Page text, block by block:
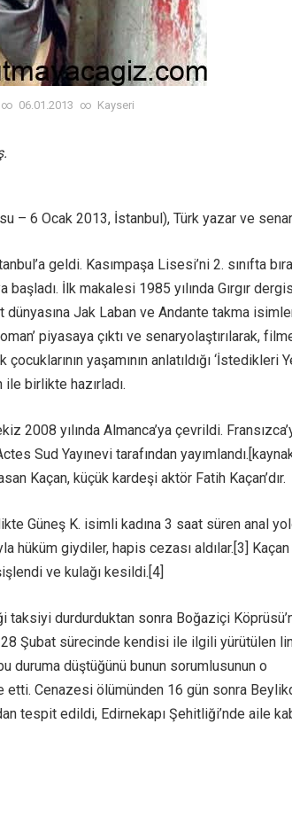
∞ 06.01.2013 ∞ Kayseri
– 6 Ocak 2013, İstanbul), Türk yazar ve
geldi. Kasımpaşa Lisesi’ni 2. sınıfta
İlk makalesi 1985 yılında Gırgır
dünyasına Jak Laban ve Andante takma
piyasaya çıktı ve senaryolaştırılarak,
yaşamının anlatıldığı ‘İstedikleri
birlikte hazırladı.
2008 yılında Almanca’ya çevrildi.
Sud Yayınevi tarafından
Kaçan, küçük kardeşi aktör Fatih Kaçan’dır.
Güneş K. isimli kadına 3 saat süren anal
hüküm giydiler, hapis cezası aldılar.[3] Kaçan
ve kulağı kesildi.[4]
taksiyi durdurduktan sonra Boğaziçi
Şubat sürecinde kendisi ile ilgili yürütülen
duruma düştüğünü bunun sorumlusunun o
etti. Cenazesi ölümünden 16 gün sonra
tespit edildi, Edirnekapı Şehitliği’nde aile